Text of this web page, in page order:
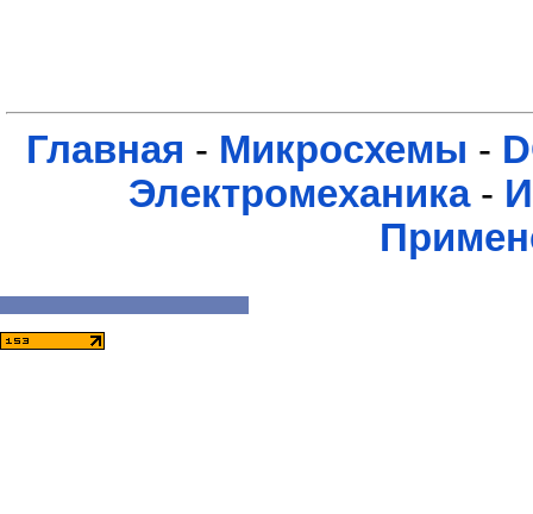
Главная - Микросхемы -
Электромеханика-